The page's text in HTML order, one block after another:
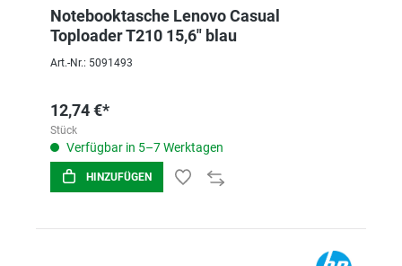
Notebooktasche Lenovo Casual
Toploader T210 15,6" blau
Art.-Nr.: 5091493
12,74 €*
Stück
Verfügbar in 5–7 Werktagen
HINZUFÜGEN